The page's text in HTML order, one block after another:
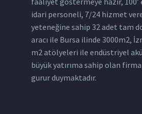
idari personeli, 7/24 hizmet
yeteneğine sahip 32 adet tam
aracı ile Bursa ilinde 3000m2,
m2 atölyeleri ile endüstriyel
büyük yatırıma sahip olan
gurur duymaktadır.